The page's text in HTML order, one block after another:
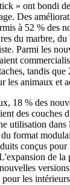
» ont bondi
Des
à 52 % des
du marbre, du
Parmi les
tandis que
les animaux et
18 % des
des couches
utilisation dans
format
conçus pour
de la
les